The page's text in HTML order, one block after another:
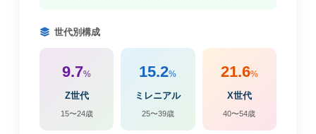
世代別構成
9.7%
Z世代
15〜24歳
15.2%
ミレニアル
25〜39歳
21.6%
X世代
40〜54歳